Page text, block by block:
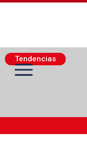
Tendencias
Actualidad Minera